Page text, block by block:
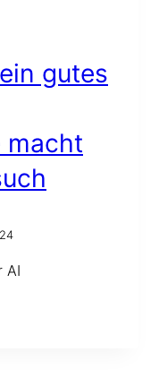
gutes
macht
AI